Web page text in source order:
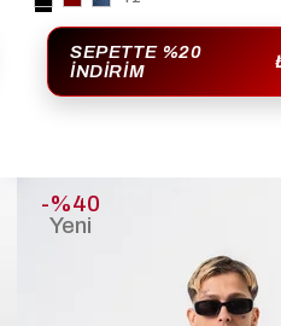
SEPETTE %20
İNDIRIM
%40
Yeni